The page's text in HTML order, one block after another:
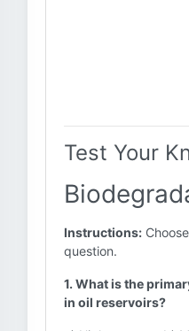
Test Your
Instructions:
question.
1. What is the
in oil reservoirs?